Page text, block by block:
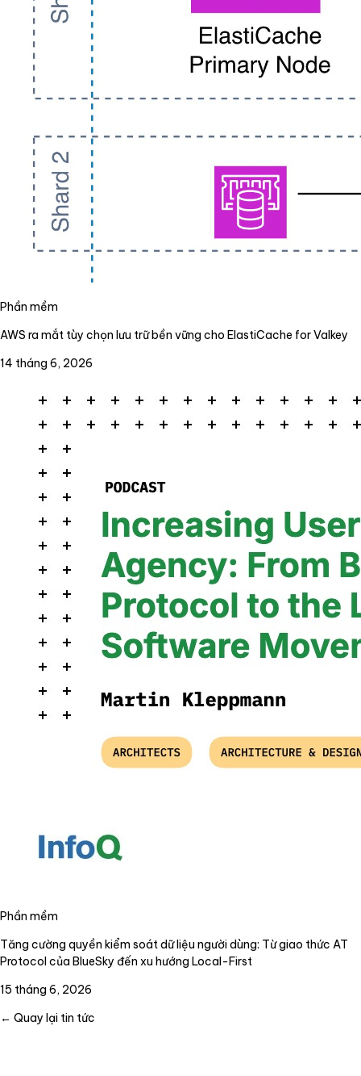
Phần mềm
AWS ra mắt tùy chọn lưu trữ bền vững cho ElastiCache for Valkey
14 tháng 6, 2026
Phần mềm
Tăng cường quyền kiểm soát dữ liệu người dùng: Từ giao thức AT
Protocol của BlueSky đến xu hướng Local-First
15 tháng 6, 2026
← Quay lại tin tức